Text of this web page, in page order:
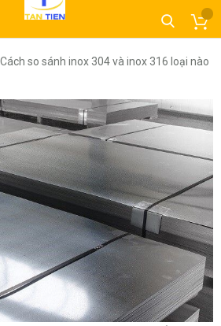
Cách so sánh inox 304 và inox 316 loại nào